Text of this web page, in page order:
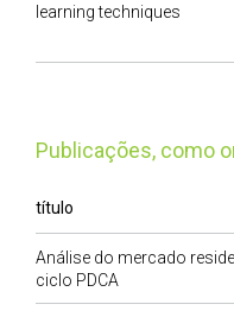
learning techniques
publicações, como
título
Análise do mercado
ciclo PDCA